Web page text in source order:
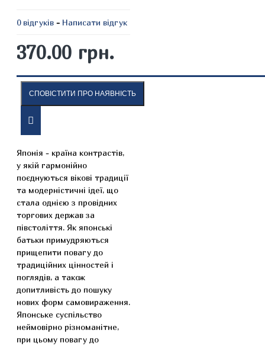
0 відгуків - Написати відгук
370.00 грн.
СПОВІСТИТИ ПРО НАЯВНІСТЬ
ОПИС ВІДГУКИ
Японія - країна контрастів,
у якій гармонійно
поєднуються вікові традиції
та модерністичні ідеї, що
стала однією з провідних
торгових держав за
півстоліття. Як японські
батьки примудряються
прищепити повагу до
традиційних цінностей і
поглядів, а також
допитливість до пошуку
нових форм самовираження.
Японське суспільство
неймовірно різноманітне,
при цьому повагу до